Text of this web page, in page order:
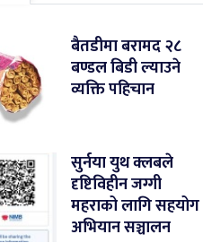
बैतडीमा बरामद २८
बण्डल बिडी ल्याउने
व्यक्ति पहिचान
सुर्नया युथ क्लबले
दृष्टिविहीन जग्गी
महराको लागि सहयोग
अभियान सञ्चालन